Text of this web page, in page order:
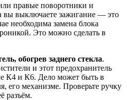
правые поворотники и
вы выключаете зажигание — это
необходима замена блока
Это можно сделать в
обогрев заднего стекла.
и этот предохранитель
К4 и К6. Дело может быть в
его механизме. Проверьте ручку
разъём.